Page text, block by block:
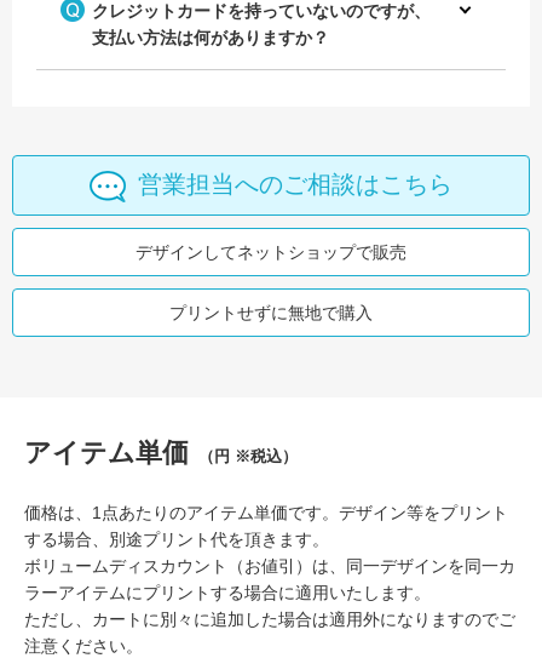
クレジットカードを持っていないのですが、
支払い方法は何がありますか？
営業担当へのご相談はこちら
デザインしてネットショップで販売
プリントせずに無地で購入
アイテム単価 （円 ※税込）
価格は、1点あたりのアイテム単価です。デザイン等をプリント
する場合、別途プリント代を頂きます。
ボリュームディスカウント（お値引）は、同一デザインを同一カ
ラーアイテムにプリントする場合に適用いたします。
ただし、カートに別々に追加した場合は適用外になりますのでご
注意ください。